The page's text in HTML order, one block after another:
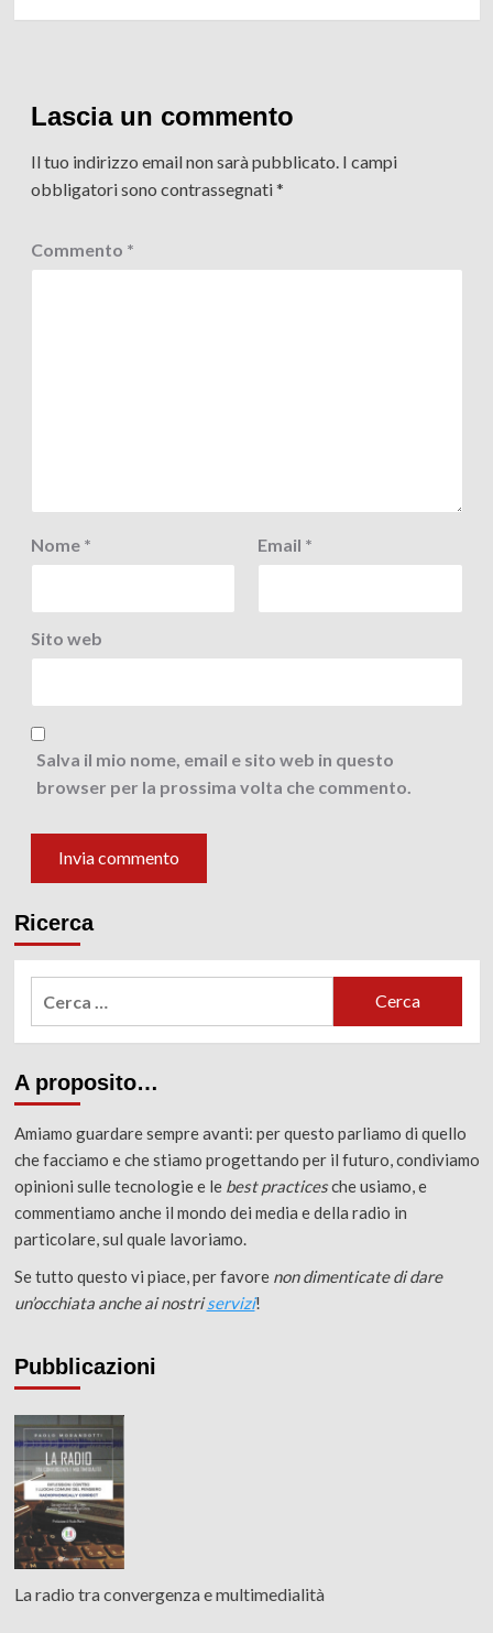
Lascia un commento
Il tuo indirizzo email non sarà pubblicato. I campi
obbligatori sono contrassegnati*
Commento *
Nome * Email *
Sito web
Salva il mio nome, email e sito web in questo
browser per la prossima volta che commento.
Ricerca
A proposito…
Amiamo guardare sempre avanti: per questo parliamo di quello
che facciamo e che stiamo progettando per il futuro, condiviamo
opinioni sulle tecnologie e le best practicesche usiamo, e
commentiamo anche il mondo dei media e della radio in
particolare, sul quale lavoriamo.
Se tutto questo vi piace, per favore non dimenticate di dare
un’occhiata anche ai nostriservizi!
Pubblicazioni
La radio tra convergenza e multimedialità